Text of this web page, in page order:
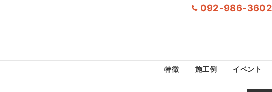
092-986-3602
特徴 施工例 イベント